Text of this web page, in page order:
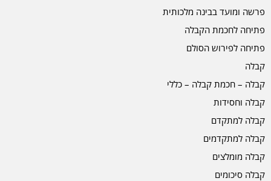
פרשה ומועד בבינה מלכותית
פתיחה לחכמת הקבלה
פתיחה לפירוש הסולם
קבלה
קבלה – חכמת קבלה – כללי
קבלה וחסידות
קבלה למתקדם
קבלה למתקדמים
קבלה מומלצים
קבלה סיכומים